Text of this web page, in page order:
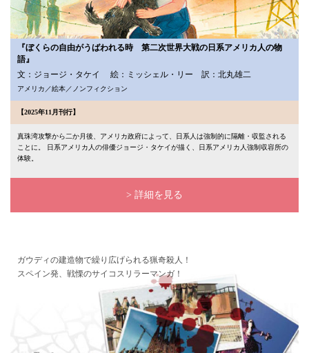
『ぼくらの自由がうばわれる時 第二次世界大戦の日系アメリカ人の物
語』
文：ジョージ・タケイ 絵：ミッシェル・リー 訳：北丸雄二
アメリカ／絵本／ノンフィクション
【2025年11月刊行】
真珠湾攻撃から二か月後、アメリカ政府によって、日系人は強制的に隔離・収監される
ことに。 日系アメリカ人の俳優ジョージ・タケイが描く、日系アメリカ人強制収容所の
体験。
> 詳細を見る
ガウディの建造物で繰り広げられる猟奇殺人！
スペイン発、戦慄のサイコスリラーマンガ！